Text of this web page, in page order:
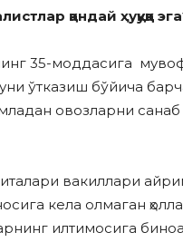
қандай ҳуқуққа
35-моддасига
ўтказиш бўйича
овозларни санаб
вакиллари
кела олмаган
илтимосига